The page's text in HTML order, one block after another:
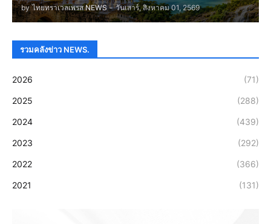
by ไทยทราเวลเพรส NEWS - วันเสาร์, สิงหาคม 01, 2569
รวมคลังข่าว NEWS.
2026 (71)
2025 (288)
2024 (439)
2023 (292)
2022 (366)
2021 (131)